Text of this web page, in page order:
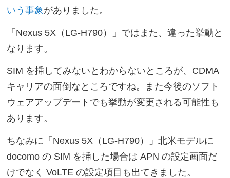
いう事象がありました。
「Nexus 5X（LG-H790）」ではまた、違った挙動と
なります。
SIM を挿してみないとわからないところが、CDMA
キャリアの面倒なところですね。また今後のソフト
ウェアアップデートでも挙動が変更される可能性も
あります。
ちなみに「Nexus 5X（LG-H790）」北米モデルに
docomo の SIM を挿した場合は APN の設定画面だ
けでなく VoLTE の設定項目も出てきました。